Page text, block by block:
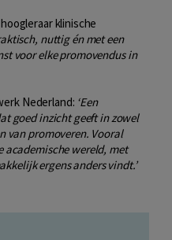
klinische
nuttig én met een
voor elke promovendus in
Nederland: ‘Een
goed inzicht geeft in zowel
van promoveren. Vooral
academische wereld, met
ergens anders vindt.’